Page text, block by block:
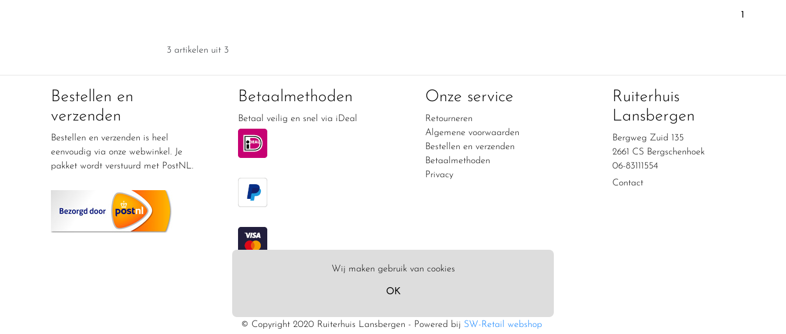
Wij maken gebruik van cookies
OK
1
3 artikelen uit 3
Bestellen en
verzenden
Bestellen en verzenden is heel
eenvoudig via onze webwinkel. Je
pakket wordt verstuurd met PostNL.
Betaalmethoden
Betaal veilig en snel via iDeal
Onze service
Retourneren
Algemene voorwaarden
Bestellen en verzenden
Betaalmethoden
Privacy
Ruiterhuis
Lansbergen
Bergweg Zuid 135
2661 CS Bergschenhoek
06-83111554
Contact
© Copyright 2020 Ruiterhuis Lansbergen - Powered bij SW-Retail webshop